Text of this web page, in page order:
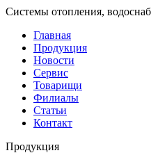
Системы отопления,
Главная
Продукция
Новости
Сервис
Товарищи
Филиалы
Статьи
Контакт
Продукция